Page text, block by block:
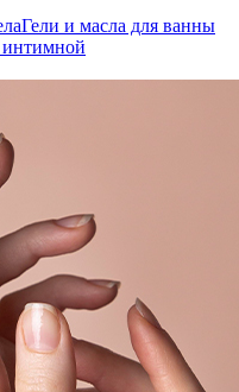
Гели и масла для ванны
интимной